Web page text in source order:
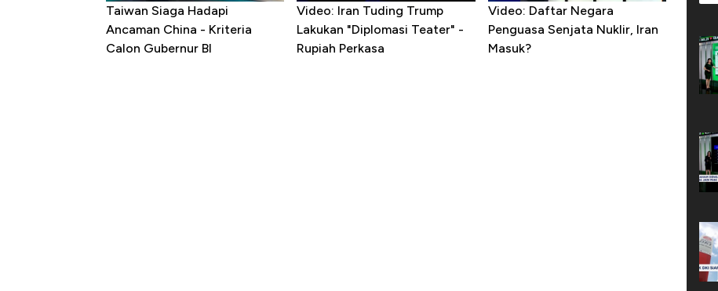
Taiwan Siaga Hadapi
Ancaman China - Kriteria
Calon Gubernur BI
Video: Iran Tuding Trump
Lakukan "Diplomasi Teater" -
Rupiah Perkasa
Video: Daftar Negara
Penguasa Senjata Nuklir, Iran
Masuk?